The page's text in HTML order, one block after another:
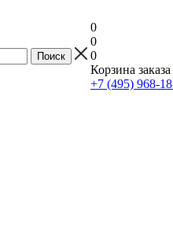
0
0
0
Корзина заказа
+7 (495) 968-